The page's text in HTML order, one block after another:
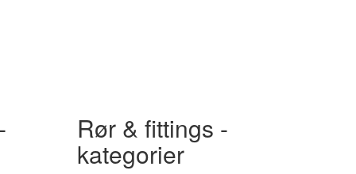
Rør & fittings -
kategorier